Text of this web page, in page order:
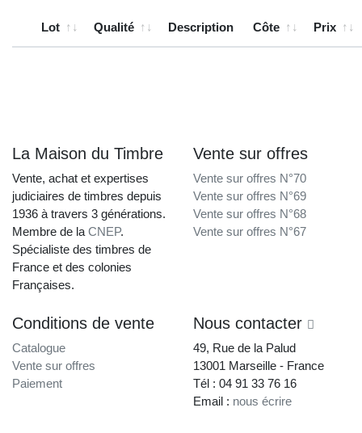
Lot Qualité Description Côte Prix
La Maison du Timbre
Vente, achat et expertises
judiciaires de timbres depuis
1936 à travers 3 générations.
Membre de la CNEP.
Spécialiste des timbres de
France et des colonies
Françaises.
Vente sur offres
Vente sur offres N°70
Vente sur offres N°69
Vente sur offres N°68
Vente sur offres N°67
Conditions de vente
Catalogue
Vente sur offres
Paiement
Nous contacter
49, Rue de la Palud
13001 Marseille - France
Tél : 04 91 33 76 16
Email : nous écrire